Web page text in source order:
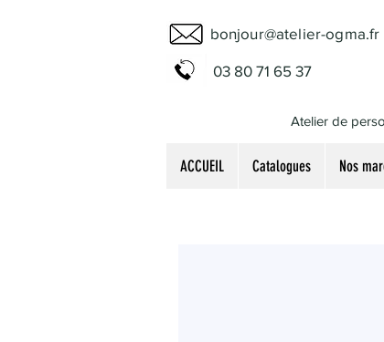
bonjour@atelier-ogma.fr
03 80 71 65 37
Atelier de
ACCUEIL Catalogues Nos